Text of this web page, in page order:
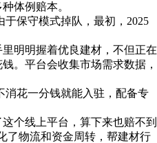
体例赔本。
保守模式掉队，最初，2025
明明握着优良建材，不但正在
。平台会收集市场需求数据，
花一分钱就能入驻，配备专
个线上平台，算下来也赔不到
了物流和资金周转，帮建材行